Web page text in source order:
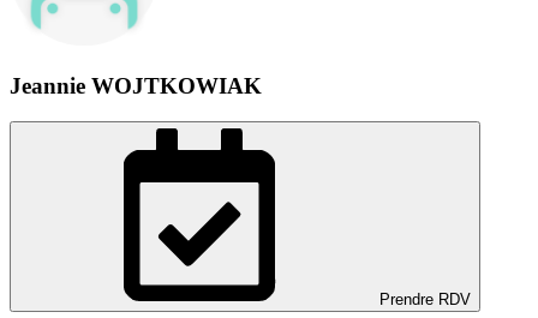
Jeannie WOJTKOWIAK
Prendre RDV